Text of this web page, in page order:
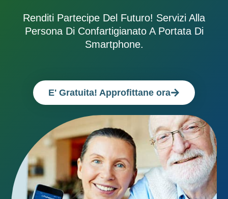
Renditi Partecipe Del Futuro! Servizi Alla
Persona Di Confartigianato A Portata Di
Smartphone.
E' Gratuita! Approfittane ora